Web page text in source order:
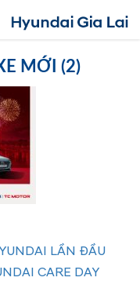
MỚI (2)
LẦN ĐẦU
CARE DAY